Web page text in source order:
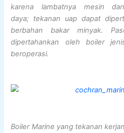
karena lambatnya mesin
daya; tekanan uap dapat
berbahan bakar minyak.
dipertahankan oleh boiler
beroperasi.
Boiler Marine yang tekanan